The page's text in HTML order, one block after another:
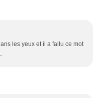
les yeux et il a fallu ce mot